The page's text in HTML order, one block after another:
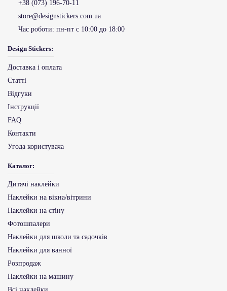
+38 (073) 196-70-11
store@designstickers.com.ua
Час роботи: пн-пт с 10:00 до 18:00
Design Stickers:
Доставка і оплата
Статті
Відгуки
Інструкції
FAQ
Контакти
Угода користувача
Каталог:
Дитячі наклейки
Наклейки на вікна/вітрини
Наклейки на стіну
Фотошпалери
Наклейки для школи та садочків
Наклейки для ванної
Розпродаж
Наклейки на машину